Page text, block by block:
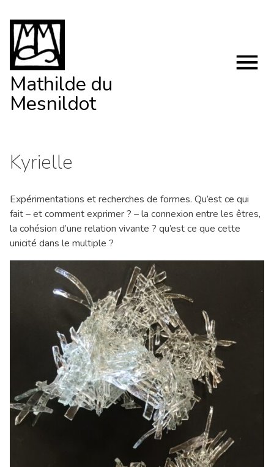
content
Mathilde du
Mesnildot
Kyrielle
Expérimentations et recherches de formes. Qu’est ce qui
fait – et comment exprimer ? – la connexion entre les êtres,
la cohésion d’une relation vivante ? qu’est ce que cette
unicité dans le multiple ?